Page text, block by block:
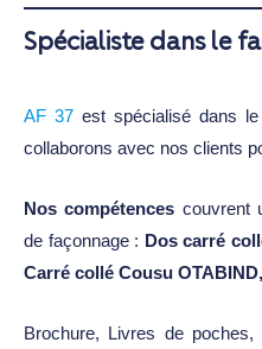
Spécialiste dans le
AF 37 est spécialisé dans
collaborons avec nos clients
Nos compétences couvrent
de façonnage : Dos carré
Carré collé Cousu
Brochure, Livres de poches,